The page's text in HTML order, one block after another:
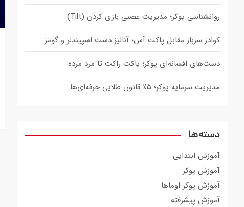
روانشناسی پوکر؛ مدیریت عصبی بازی کردن (Tilt)
کوادز سرباز مقابل پاکت آس؛ آنالیز دست اسپیندلر و گومز
دست‌های افسانه‌ای پوکر؛ پاکت راکت تا مرد مرده
مدیریت سرمایه پوکر؛ ۵٪ قانون طلایی حرفه‌ای‌ها
دسته‌ها
آموزش ابتدایی
آموزش پوکر
آموزش پوکر اوماها
آموزش پیشرفته